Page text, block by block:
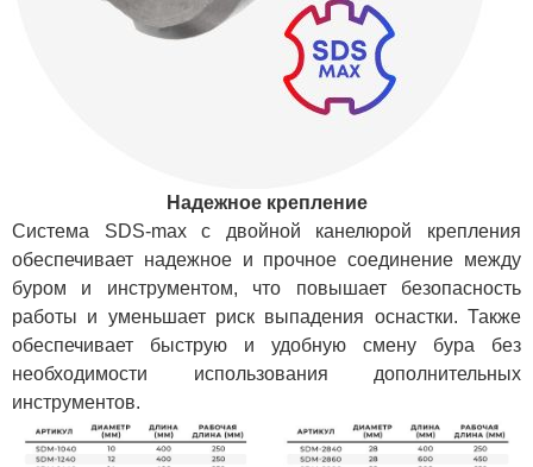
Надежное крепление
Система SDS-max c двойной канелюрой крепления
обеспечивает надежное и прочное соединение между
буром и инструментом, что повышает безопасность
работы и уменьшает риск выпадения оснастки. Также
обеспечивает быструю и удобную смену бура без
необходимости использования дополнительных
инструментов.